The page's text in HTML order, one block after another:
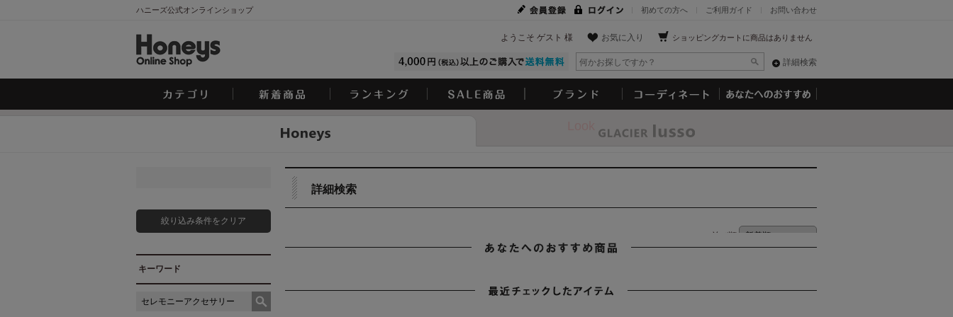
ハニーズ公式オンラインショップ お問い合わせ
ご利用ガイド
初めての方へ
ショッピングカートに商品はありません
お気に入り
ようこそ ゲスト 様
詳細検索
絞り込み条件をクリア
キーワード
詳細検索
並び順: